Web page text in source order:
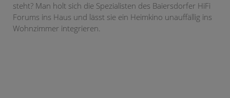
steht? Man holt sich die Spezialisten des Baiersdorfer HiFi
Forums ins Haus und lässt sie ein Heimkino unauffällig ins
Wohnzimmer integrieren.